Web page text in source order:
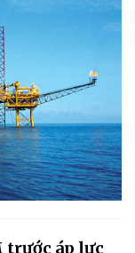
trước áp lực